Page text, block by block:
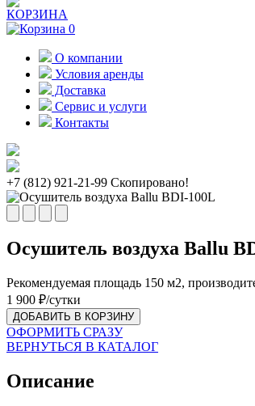
КОРЗИНА
0
О компании
Условия аренды
Доставка
Сервис и услуги
Контакты
+7 (812) 921-21-99 Скопировано!
Осушитель воздуха Ballu
Рекомендуемая площадь 150 м2,
1 900 ₽/сутки
ДОБАВИТЬ В КОРЗИНУ
ОФОРМИТЬ СРАЗУ
ВЕРНУТЬСЯ В КАТАЛОГ
Описание